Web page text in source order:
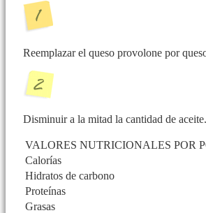
Reemplazar el queso provolone por
Disminuir a la mitad la cantidad de aceite.
VALORES NUTRICIONALES POR
Calorías
Hidratos de carbono
Proteínas
Grasas